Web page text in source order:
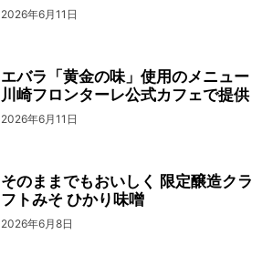
2026年6月11日
エバラ「黄金の味」使用のメニュー
川崎フロンターレ公式カフェで提供
2026年6月11日
そのままでもおいしく 限定醸造クラ
フトみそ ひかり味噌
2026年6月8日